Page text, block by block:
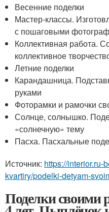
Весенние поделки
Мастер-классы.
с пошаговыми
Коллективная работа.
коллективное
Летние поделки
Карандашница.
руками
Фоторамки и рамочки
Солнце, солнышко.
«солнечную» тему
Пасха. Пасхальные
Источник: https://interior.ru-
kvartiry/podelki-detyam-
Поделки своими